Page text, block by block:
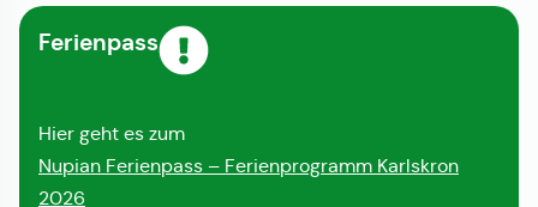
Ferienpass
Hier geht es zum
Nupian Ferienpass – Ferienprogramm Karlskron
2026